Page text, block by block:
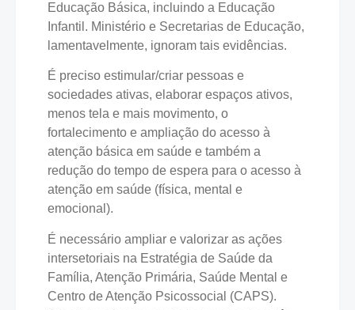
Educação Básica, incluindo a Educação
Infantil. Ministério e Secretarias de Educação,
lamentavelmente, ignoram tais evidências.
É preciso estimular/criar pessoas e
sociedades ativas, elaborar espaços ativos,
menos tela e mais movimento, o
fortalecimento e ampliação do acesso à
atenção básica em saúde e também a
redução do tempo de espera para o acesso à
atenção em saúde (física, mental e
emocional).
É necessário ampliar e valorizar as ações
intersetoriais na Estratégia de Saúde da
Família, Atenção Primária, Saúde Mental e
Centro de Atenção Psicossocial (CAPS).